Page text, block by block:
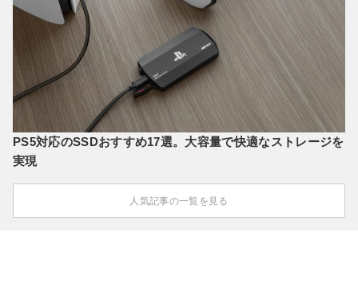
PS5対応のSSDおすすめ17選。大容量で快適なストレージを
実現
人気記事の一覧を見る